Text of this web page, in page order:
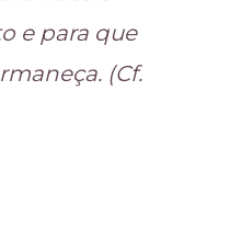
e para que
(Cf.